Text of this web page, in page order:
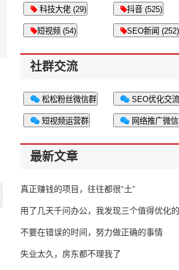
科技大佬 (29) 抖音 (525)
短视频 (54) SEO新闻 (252)
社群交流
松松粉丝微信群 SEO优化交
短视频运营群 网络推广微
最新文章
真正赚钱的项目，往往都很“土”
用了几天千问办公，我发现三个值得优化
不要在错误的时间，努力做正确的事情
失业太久，房东都不理我了